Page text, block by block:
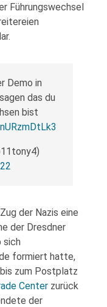
Führungswechsel
Demo in
das du
bist
der Nazis eine
der Dresdner
sich
formiert hatte,
zum Postplatz
Center zurück
der